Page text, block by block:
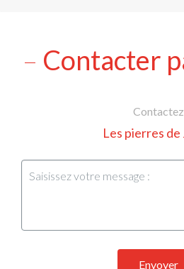
Contacter
Contactez
Les pierres de
Envoyer